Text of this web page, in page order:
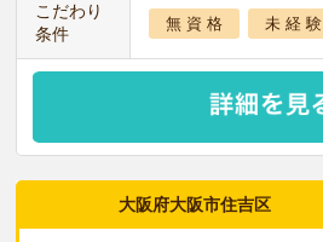
こだわり
条件
無 資 格 未 経 験
大阪府大阪市住吉区